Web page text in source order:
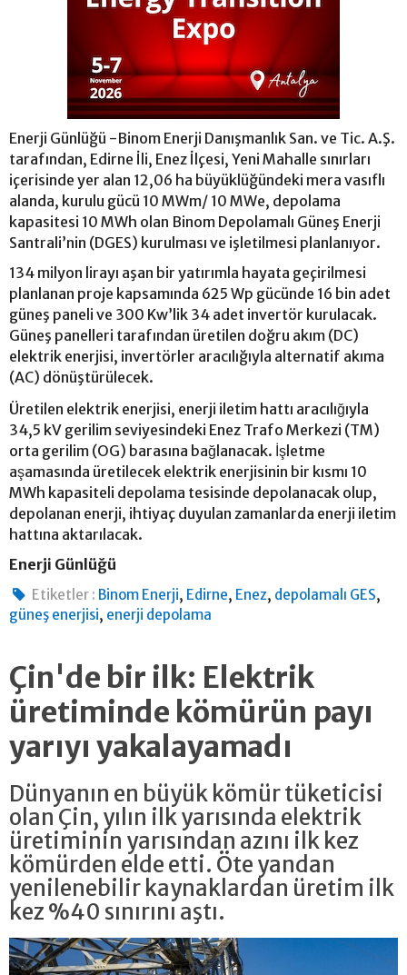
Enerji Günlüğü -Binom Enerji Danışmanlık San. ve Tic. A.Ş.
tarafından, Edirne İli, Enez İlçesi, Yeni Mahalle sınırları
içerisinde yer alan 12,06 ha büyüklüğündeki mera vasıflı
alanda, kurulu gücü 10 MWm/ 10 MWe, depolama
kapasitesi 10 MWh olan Binom Depolamalı Güneş Enerji
Santrali’nin (DGES) kurulması ve işletilmesi planlanıyor.
134 milyon lirayı aşan bir yatırımla hayata geçirilmesi
planlanan proje kapsamında 625 Wp gücünde 16 bin adet
güneş paneli ve 300 Kw’lik 34 adet invertör kurulacak.
Güneş panelleri tarafından üretilen doğru akım (DC)
elektrik enerjisi, invertörler aracılığıyla alternatif akıma
(AC) dönüştürülecek.
Üretilen elektrik enerjisi, enerji iletim hattı aracılığıyla
34,5 kV gerilim seviyesindeki Enez Trafo Merkezi (TM)
orta gerilim (OG) barasına bağlanacak. İşletme
aşamasında üretilecek elektrik enerjisinin bir kısmı 10
MWh kapasiteli depolama tesisinde depolanacak olup,
depolanan enerji, ihtiyaç duyulan zamanlarda enerji iletim
hattına aktarılacak.
Enerji Günlüğü
Etiketler : Binom Enerji, Edirne, Enez, depolamalı GES,
güneş enerjisi, enerji depolama
Çin'de bir ilk: Elektrik
üretiminde kömürün payı
yarıyı yakalayamadı
Dünyanın en büyük kömür tüketicisi
olan Çin, yılın ilk yarısında elektrik
üretiminin yarısından azını ilk kez
kömürden elde etti. Öte yandan
yenilenebilir kaynaklardan üretim ilk
kez %40 sınırını aştı.